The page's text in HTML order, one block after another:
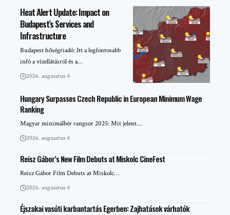
Heat Alert Update: Impact on
Budapest’s Services and
Infrastructure
Budapest hőségriadó: Itt a legfontosabb
infó a vízellátásról és a…
2026. augusztus 4
Hungary Surpasses Czech Republic in European Minimum Wage
Ranking
Magyar minimálbér rangsor 2025: Mit jelent…
2026. augusztus 4
Reisz Gábor’s New Film Debuts at Miskolc CineFest
Reisz Gábor Film Debuts at Miskolc…
2026. augusztus 4
Éjszakai vasúti karbantartás Egerben: Zajhatások várhatók